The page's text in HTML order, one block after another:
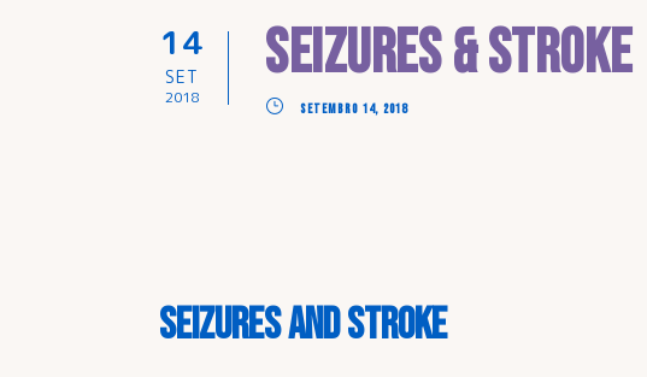
14
SET
2018
SEIZURES & STROKE
SETEMBRO 14, 2018
SEIZURES AND STROKE